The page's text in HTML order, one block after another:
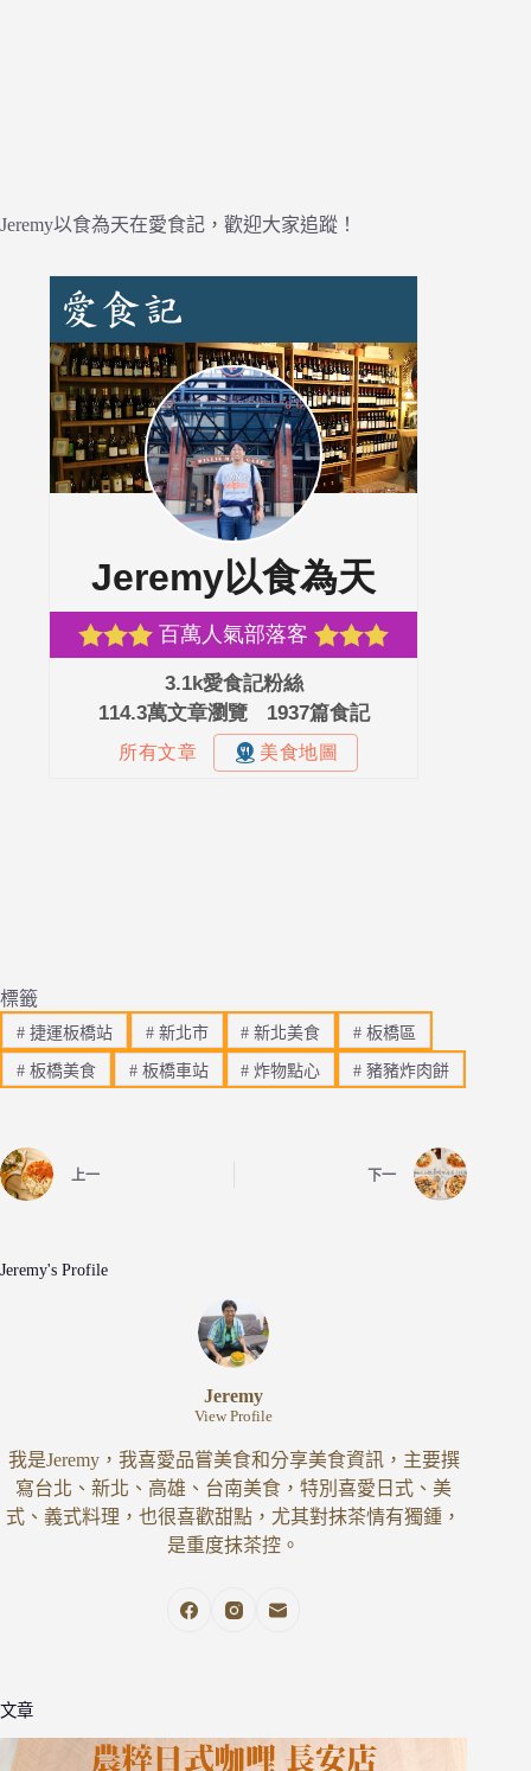
Jeremy以食為天在愛食記，歡迎大家追蹤！
標籤
#捷運板橋站 #新北市 # 新北美食 # 板橋區
#板橋美食 #板橋車站 # 炸物點心 # 豬豬炸肉餅
上一 下一
Jeremy's Profile
Jeremy
View Profile
我是Jeremy，我喜愛品嘗美食和分享美食資訊，主要撰
寫台北、新北、高雄、台南美食，特別喜愛日式、美
式、義式料理，也很喜歡甜點，尤其對抹茶情有獨鍾，
是重度抹茶控。
文章